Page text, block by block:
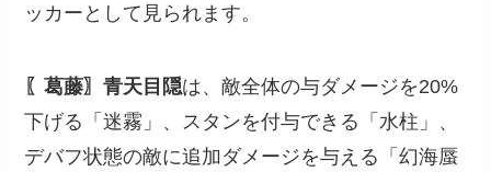
ッカーとして見られます。
〖葛藤〗青天目隠は、敵全体の与ダメージを20%
下げる「迷霧」、スタンを付与できる「水柱」、
デバフ状態の敵に追加ダメージを与える「幻海蜃